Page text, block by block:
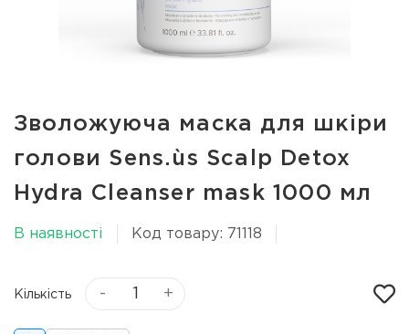
Зволожуюча маска для шкіри
голови Sens.ùs Scalp Detox
Hydra Cleanser mask 1000 мл
В наявності Код товару: 71118
Кількість - +